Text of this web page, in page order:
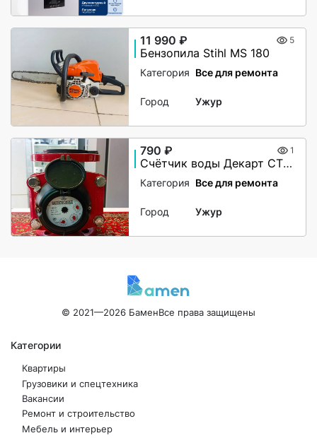
11 990 ₽ 5
Бензопила Stihl MS 180
Категория Все для ремонта
Город Ужур
790 ₽ 1
Счётчик воды Декарт СТВУ-50
Категория Все для ремонта
Город Ужур
© 2021—2026 БаменВсе права защищены
Категории
Квартиры
Грузовики и спецтехника
Вакансии
Ремонт и строительство
Мебель и интерьер